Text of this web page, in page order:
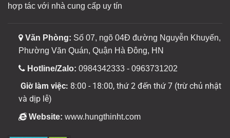
hợp tác với nhà cung cấp uy tín
Văn Phòng: Số 07, ngõ 04Đ đường Nguyễn Khuyến,
Phường Văn Quán, Quận Hà Đông, HN
Hotline/Zalo: 0984342333 - 0963731202
Giờ làm việc: 8:00 - 18:00, thứ 2 đến thứ 7 (trừ chủ nhật
và dịp lễ)
Website: www.hungthinht.com